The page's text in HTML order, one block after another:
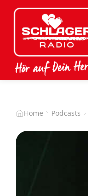
Home Podcasts